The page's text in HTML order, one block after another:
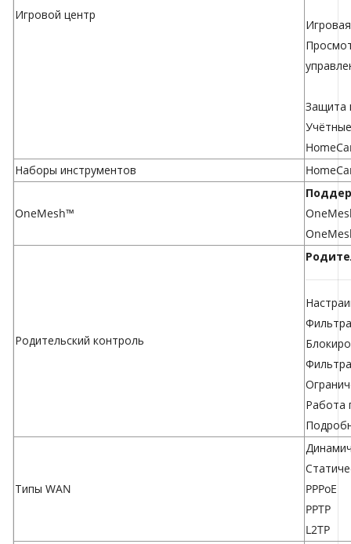
Игровой центр
Защита
Наборы инструментов
OneMesh™
Родительский контроль
Работа
Типы WAN
PPPoE
PPTP
L2TP